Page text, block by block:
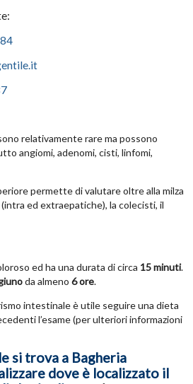
relativamente rare ma possono
angiomi, adenomi, cisti, linfomi,
permette di valutare oltre alla milza
ed extraepatiche), la colecisti, il
ed ha una durata di circa 15 minuti.
da almeno 6 ore.
intestinale è utile seguire una dieta
l’esame (per ulteriori informazioni
si trova a Bagheria
dove è localizzato il